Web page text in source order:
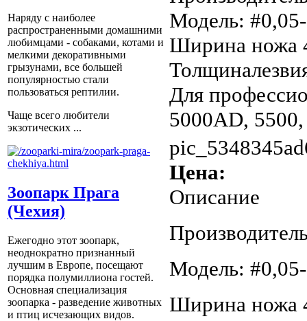
Наряду с наиболее
распространенными домашними
любимцами - собаками, котами и
мелкими декоративными
грызунами, все большей
популярностью стали
пользоваться рептилии.
Чаще всего любители
экзотических ...
Зоопарк Прага
(Чехия)
Ежегодно этот зоопарк,
неоднократно признанный
лучшим в Европе, посещают
порядка полумиллиона гостей.
Основная специализация
зоопарка - разведение животных
и птиц исчезающих видов.
Модель:
Ширина ножа
Для
5000AD,
Цена:
Описание
Модель:
Ширина ножа